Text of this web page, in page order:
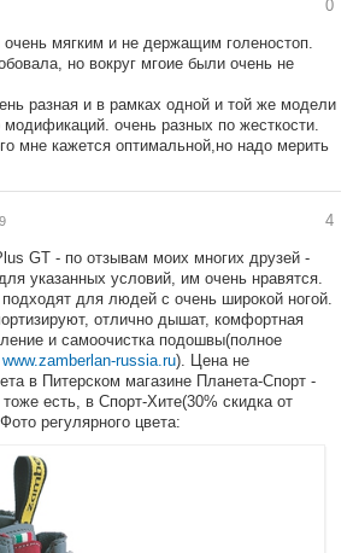
0
мягким и не держащим голеностоп.
но вокруг мгоие были очень не
разная и в рамках одной и той же модели
очень разных по жесткости.
мне кажется оптимальной,но надо мерить
4
GT - по отзывам моих многих друзей -
указанных условий, им очень нравятся.
для людей с очень широкой ногой.
отлично дышат, комфортная
и самоочистка подошвы(полное
www.zamberlan-russia.ru). Цена не
в Питерском магазине Планета-Спорт -
есть, в Спорт-Хите(30% скидка от
регулярного цвета: